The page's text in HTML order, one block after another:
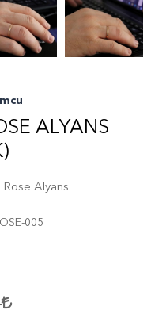
ALYANS
Alyans
005